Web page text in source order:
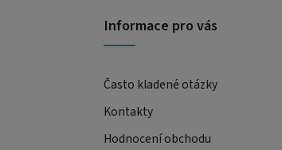
Informace pro vás
Často kladené otázky
Kontakty
Hodnocení obchodu